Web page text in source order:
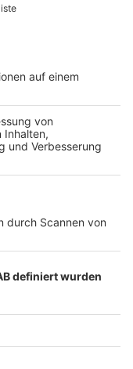
Impressum